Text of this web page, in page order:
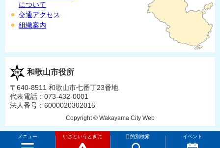
メニュー いざというときに 目的別検索 イベント
について
交通アクセス
組織案内
和歌山市役所
〒640-8511 和歌山市七番丁23番地
代表電話：073-432-0001
法人番号：6000020302015
Copyright © Wakayama City Web